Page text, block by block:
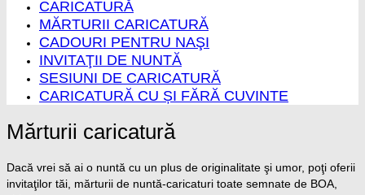
CARICATURĂ
MĂRTURII CARICATURĂ
CADOURI PENTRU NAŞI
INVITAŢII DE NUNTĂ
SESIUNI DE CARICATURĂ
CARICATURĂ CU ȘI FĂRĂ CUVINTE
Mărturii caricatură
Dacă vrei să ai o nuntă cu un plus de originalitate şi umor, poţi oferii
invitaţilor tăi, mărturii de nuntă-caricaturi toate semnate de BOA,